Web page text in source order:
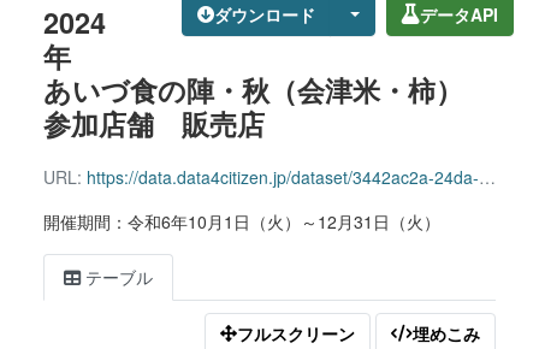
ダウンロード データAPI
2024
年
あいづ食の陣・秋（会津米・柿）
参加店舗 販売店
URL: https://data.data4citizen.jp/dataset/3442ac2a-24da-491d-9929-4c1a5c4ea10b/resource/05af10f6-a1c5-48bd-b6a6-456211a9518b/download/202410_aizusyokunojin_store.csv
開催期間：令和6年10月1日（火）～12月31日（火）
テーブル
フルスクリーン 埋めこみ